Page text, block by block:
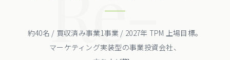
約40名 / 買収済み事業1事業 / 2027年 TPM 上場目標。
マーケティング実装型の事業投資会社、